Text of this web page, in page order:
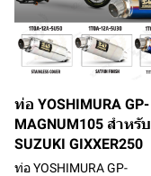
ท่อ YOSHIMURA GP-
MAGNUM105 สำหรับ
SUZUKI GIXXER250
ท่อ YOSHIMURA GP-